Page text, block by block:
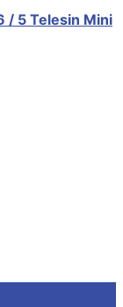
/ 5 Telesin Mini